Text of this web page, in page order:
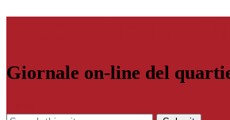
Giornale on-line del